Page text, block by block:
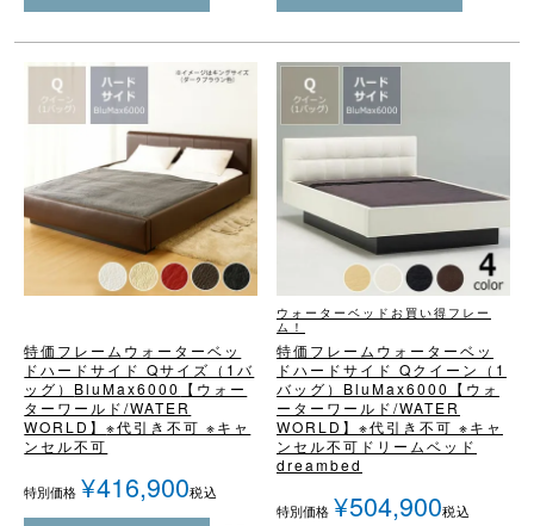
特価フレームウォーターベッ
ドハードサイド Qサイズ（1バ
ッグ） BluMax6000 【ウォー
ターワールド/WATER
WORLD】※代引き不可 ※キャ
ンセル不可
特別価格 ¥416,900税込
ウォーターベッドお買い得フレー
ム！
特価フレームウォーターベッ
ドハードサイド Qクイーン（1
バッグ） BluMax6000 【ウォ
ーターワールド/WATER
WORLD】 ※代引き不可 ※キャ
ンセル不可 ドリームベッド
dreambed
特別価格 ¥504,900税込